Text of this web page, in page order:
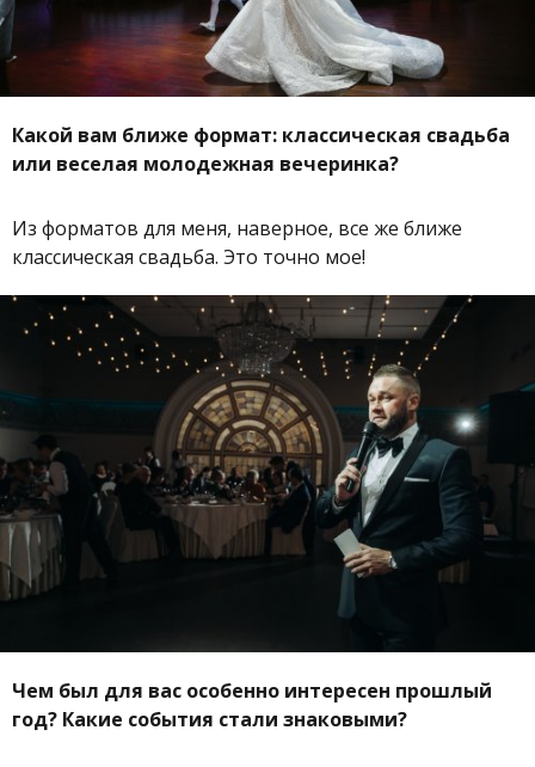
Какой вам ближе формат: классическая свадьба
или веселая молодежная вечеринка?
Из форматов для меня, наверное, все же ближе
классическая свадьба. Это точно мое!
Чем был для вас особенно интересен прошлый
год? Какие события стали знаковыми?